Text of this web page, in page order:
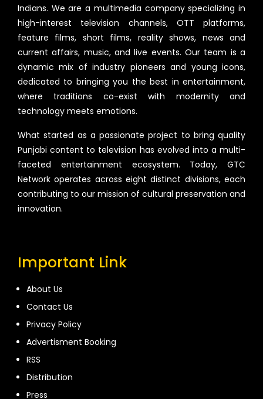
Indians. We are a multimedia company specializing in
high-interest television channels, OTT platforms,
feature films, short films, reality shows, news and
current affairs, music, and live events. Our team is a
dynamic mix of industry pioneers and young icons,
dedicated to bringing you the best in entertainment,
where traditions co-exist with modernity and
technology meets emotions.
What started as a passionate project to bring quality
Punjabi content to television has evolved into a multi-
faceted entertainment ecosystem. Today, GTC
Network operates across eight distinct divisions, each
contributing to our mission of cultural preservation and
innovation.
Important Link
About Us
Contact Us
Privacy Policy
Advertisment Booking
RSS
Distribution
Press